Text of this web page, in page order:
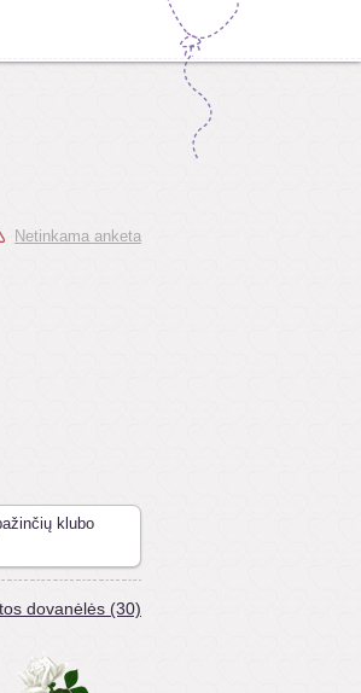
Netinkama anketa
klubo
dovanėlės (30)